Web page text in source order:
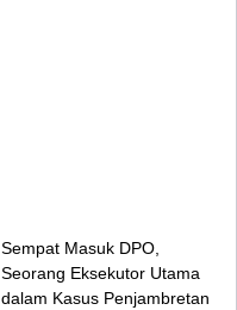
Sempat Masuk DPO,
Seorang Eksekutor Utama
dalam Kasus Penjambretan